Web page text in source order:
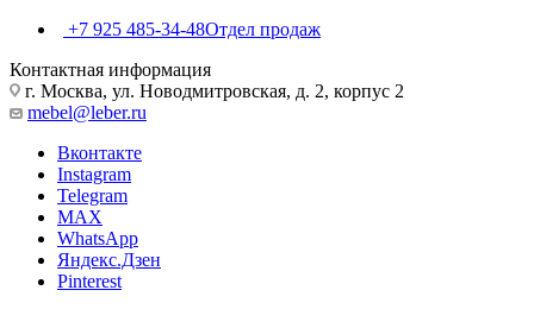
+7 925 485-34-48Отдел продаж
Контактная информация
г. Москва, ул. Новодмитровская, д. 2, корпус 2
mebel@leber.ru
Вконтакте
Instagram
Telegram
MAX
WhatsApp
Яндекс.Дзен
Pinterest